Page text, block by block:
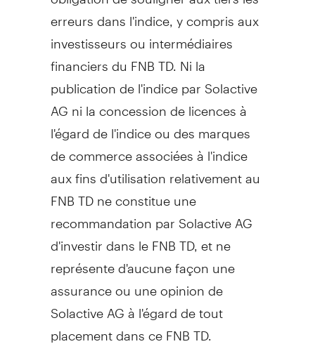
erreurs dans l'indice, y compris aux
investisseurs ou intermédiaires
financiers du FNB TD. Ni la
publication de l'indice par Solactive
AG ni la concession de licences à
l'égard de l'indice ou des marques
de commerce associées à l'indice
aux fins d'utilisation relativement au
FNB TD ne constitue une
recommandation par Solactive AG
d'investir dans le FNB TD, et ne
représente d'aucune façon une
assurance ou une opinion de
Solactive AG à l'égard de tout
placement dans ce FNB TD.